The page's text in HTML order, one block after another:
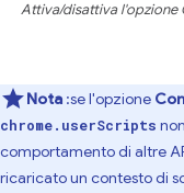
Attiva/disattiva l'opzione
Nota :se l'opzione
chrome.userScripts
comportamento di altre
ricaricato un contesto di